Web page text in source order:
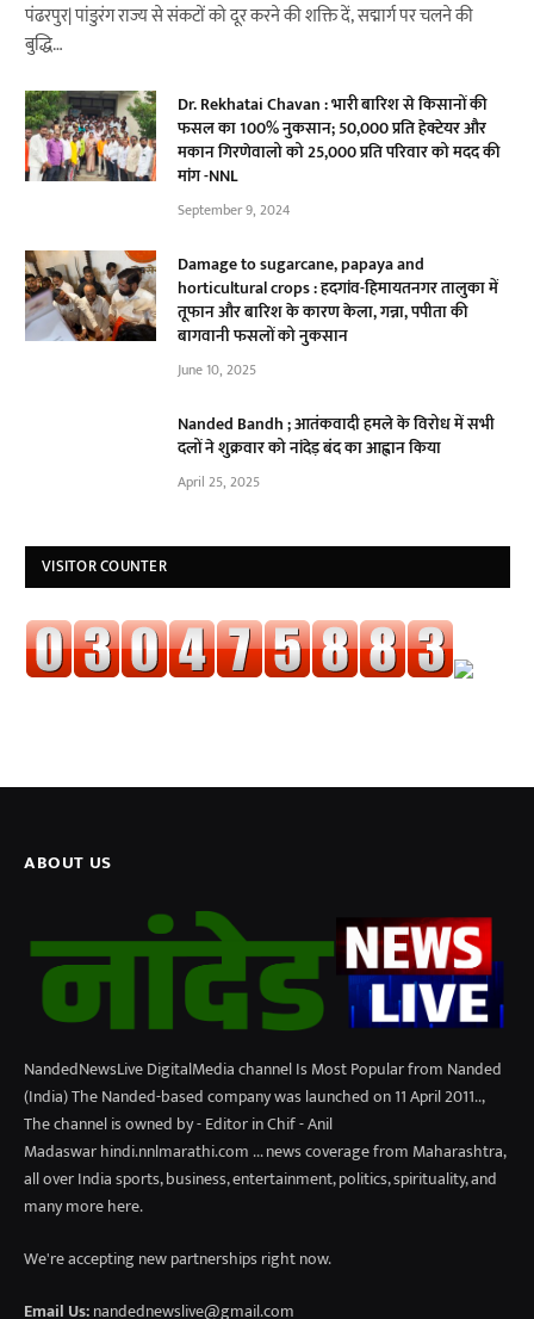
पंढरपुर| पांडुरंग राज्य से संकटों को दूर करने की शक्ति दें, सद्मार्ग पर चलने की
बुद्धि…
Dr. Rekhatai Chavan : भारी बारिश से किसानों की
फसल का 100% नुकसान; 50,000 प्रति हेक्टेयर और
मकान गिरणेवालो को 25,000 प्रति परिवार को मदद की
मांग -NNL
September 9, 2024
Damage to sugarcane, papaya and
horticultural crops : हदगांव-हिमायतनगर तालुका में
तूफान और बारिश के कारण केला, गन्ना, पपीता की
बागवानी फसलों को नुकसान
June 10, 2025
Nanded Bandh ; आतंकवादी हमले के विरोध में सभी
दलों ने शुक्रवार को नांदेड़ बंद का आह्वान किया
April 25, 2025
VISITOR COUNTER
ABOUT US
NandedNewsLive DigitalMedia channel Is Most Popular from Nanded
(India) The Nanded-based company was launched on 11 April 2011..,
The channel is owned by - Editor in Chif - Anil
Madaswar hindi.nnlmarathi.com ... news coverage from Maharashtra,
all over India sports, business, entertainment, politics, spirituality, and
many more here.
We're accepting new partnerships right now.
Email Us:nandednewslive@gmail.com